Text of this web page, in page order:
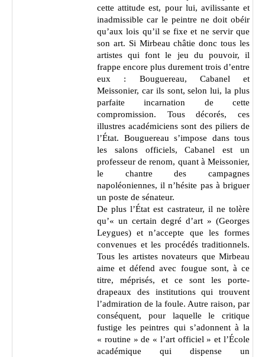
cette attitude est, pour lui, avilissante et
inadmissible car le peintre ne doit obéir
qu’aux lois qu’il se fixe et ne servir que
son art. Si Mirbeau châtie donc tous les
artistes qui font le jeu du pouvoir, il
frappe encore plus durement trois d’entre
eux : Bouguereau, Cabanel et
Meissonier, car ils sont, selon lui, la plus
parfaite incarnation de cette
compromission. Tous décorés, ces
illustres académiciens sont des piliers de
l’État. Bouguereau s’impose dans tous
les salons officiels, Cabanel est un
professeur de renom, quant à Meissonier,
le chantre des campagnes
napoléoniennes, il n’hésite pas à briguer
un poste de sénateur.
De plus l’État est castrateur, il ne tolère
qu’« un certain degré d’art » (Georges
Leygues) et n’accepte que les formes
convenues et les procédés traditionnels.
Tous les artistes novateurs que Mirbeau
aime et défend avec fougue sont, à ce
titre, méprisés, et ce sont les porte-
drapeaux des institutions qui trouvent
l’admiration de la foule. Autre raison, par
conséquent, pour laquelle le critique
fustige les peintres qui s’adonnent à la
« routine » de « l’art officiel » et l’École
académique qui dispense un